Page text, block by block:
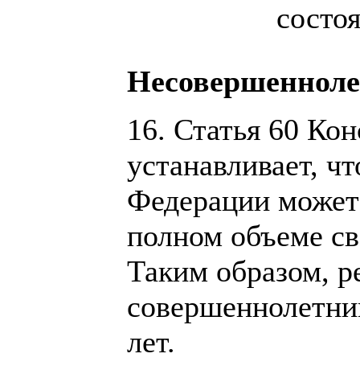
16. Статья 60
устанавливает,
Федерации может
полном объеме
Таким образом,
лет.